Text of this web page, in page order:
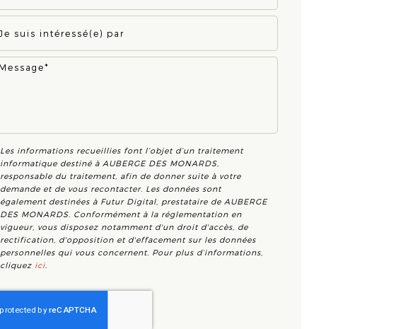
Les informations recueillies font l’objet d’un traitement
informatique destiné àAUBERGE DES MONARDS,
responsable du traitement, afin de donner suite à votre
demande et de vous recontacter. Les données sont
également destinées à Futur Digital, prestataire de AUBERGE
DES MONARDS. Conformément à la réglementation en
vigueur, vous disposez notamment d'un droit d'accès, de
rectification, d'opposition et d'effacement sur les données
personnelles qui vous concernent. Pour plus d’informations,
cliquez ici.